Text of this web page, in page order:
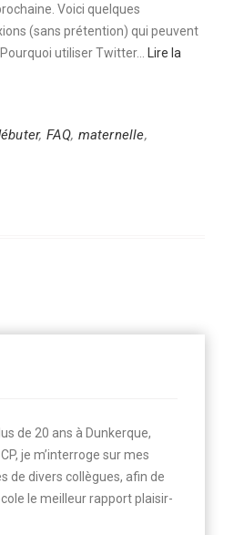
Voici quelques
(sans prétention) qui peuvent
utiliser Twitter…
Lire la
, FAQ, maternelle,
de 20 ans à Dunkerque,
je m’interroge sur mes
de divers collègues, afin de
le meilleur rapport plaisir-